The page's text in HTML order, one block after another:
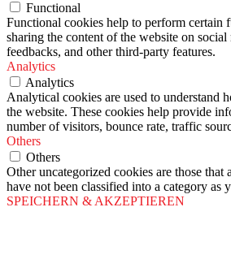
Functional
Functional cookies help to perform certain
sharing the content of the website on
feedbacks, and other third-party features.
Analytics
Analytics
Analytical cookies are used to understand
the website. These cookies help provide
number of visitors, bounce rate, traffic
Others
Others
Other uncategorized cookies are those that
have not been classified into a category as
SPEICHERN & AKZEPTIEREN